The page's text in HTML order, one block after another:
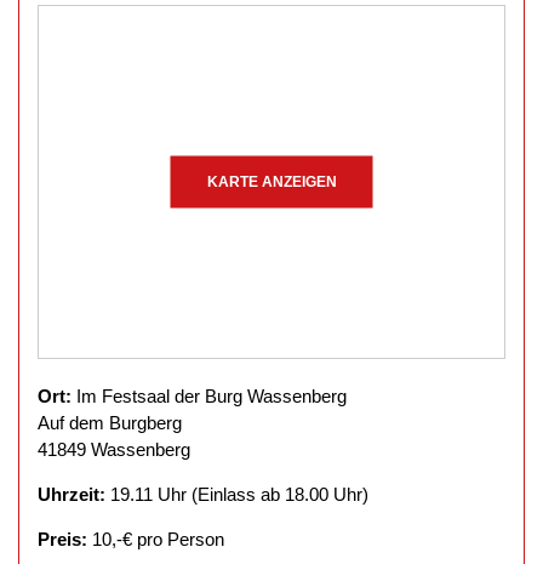
KARTE ANZEIGEN
Ort: Im Festsaal der Burg Wassenberg
Auf dem Burgberg
41849 Wassenberg
Uhrzeit: 19.11 Uhr (Einlass ab 18.00 Uhr)
Preis: 10,-€ pro Person